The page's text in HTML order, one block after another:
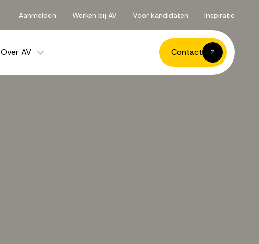
Aanmelden Werken bij AV Voor kandidaten Inspiratie
Over AV Contact